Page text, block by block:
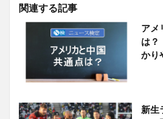
関連する記事
ア
は？
かり
新生